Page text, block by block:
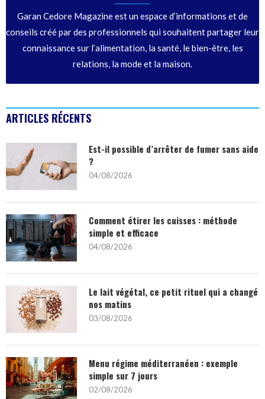
Garan Cedore Magazine est un espace d’informations et de
conseils créé par des professionnels qui souhaitent partager leur
connaissance sur l’alimentation, la santé, le bien-être, les
relations, la mode et la maison.
ARTICLES RÉCENTS
Est-il possible d’arrêter de fumer sans aide
?
04/08/2026
Comment étirer les cuisses : méthode
simple et efficace
04/08/2026
Le lait végétal, ce petit rituel qui a changé
nos matins
03/08/2026
Menu régime méditerranéen : exemple
simple sur 7 jours
02/08/2026